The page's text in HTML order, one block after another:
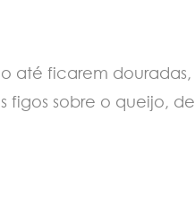
até ficarem
figos sobre o queijo,